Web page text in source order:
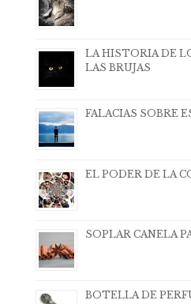
LA HISTORIA DE
LAS BRUJAS
FALACIAS SOBRE
EL PODER DE LA
SOPLAR CANELA
BOTELLA DE